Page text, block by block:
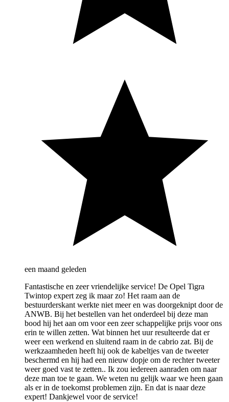
een maand geleden
Fantastische en zeer vriendelijke service! De Opel Tigra
Twintop expert zeg ik maar zo! Het raam aan de
bestuurderskant werkte niet meer en was doorgeknipt door de
ANWB. Bij het bestellen van het onderdeel bij deze man
bood hij het aan om voor een zeer schappelijke prijs voor ons
erin te willen zetten. Wat binnen het uur resulteerde dat er
weer een werkend en sluitend raam in de cabrio zat. Bij de
werkzaamheden heeft hij ook de kabeltjes van de tweeter
beschermd en hij had een nieuw dopje om de rechter tweeter
weer goed vast te zetten.. Ik zou iedereen aanraden om naar
deze man toe te gaan. We weten nu gelijk waar we heen gaan
als er in de toekomst problemen zijn. En dat is naar deze
expert! Dankjewel voor de service!